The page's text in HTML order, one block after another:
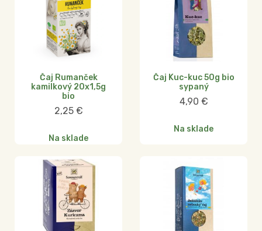
Čaj Rumanček
kamilkový 20x1,5g
bio
2,25 €
Na sklade
Čaj Kuc-kuc 50g bio
sypaný
4,90 €
Na sklade